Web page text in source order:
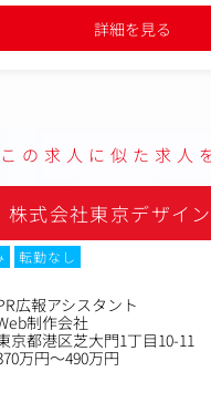
ストアやコラボカフェなどの
やメニュー表、特典カード、
裁量を持ってSNS運用やイベ
できます。
詳細を見る
この求人に似た求人
株式会社東京デザイ
転勤なし
広報アシスタント
制作会社
京都港区芝大門1丁目10-11
万円～490万円